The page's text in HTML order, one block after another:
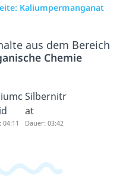
Kaliumpermanganat
aus dem Bereich
Chemie
04:11
Silbernitr
at
Dauer: 03:42